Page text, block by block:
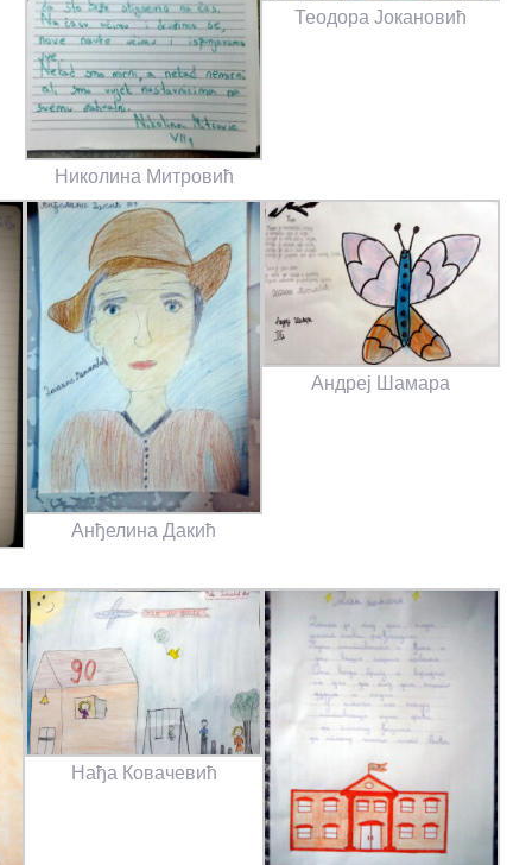
Николина Митровић
Теодора Јокановић
Анђелина Дакић
Андреј Шамара
Нађа Ковачевић